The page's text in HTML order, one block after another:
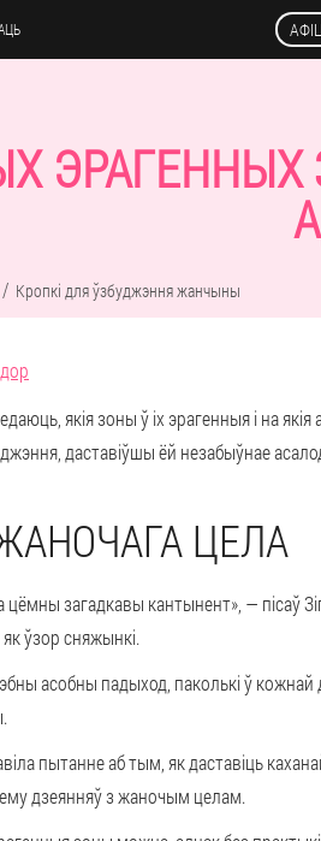
ЭРАГЕННЫХ
Кропкі для ўзбуджэння жанчыны
якія зоны ў іх эрагенныя і на
даставіўшы ёй незабыўнае
ЦЕЛА
цёмны загадкавы кантынент», — пісаў
ўзор сняжынкі.
асобны падыход, паколькі ў
пытанне аб тым, як даставіць
дзеянняў з жаночым целам.